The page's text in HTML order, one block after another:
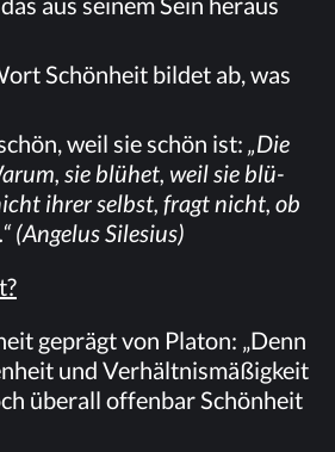
Schön­heit bil­det ab, was
weil sie schön ist: „Die
sie blü­het, weil sie blü­
ih­rer selbst, fragt nicht, ob
(An­ge­lus Silesius)
ge­prägt von Pla­ton: „Denn
und Ver­hält­nis­mä­ßig­keit
über­all of­fen­bar Schön­heit